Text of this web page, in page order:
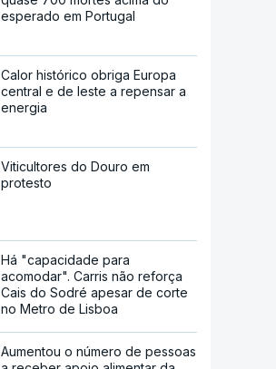
esperado em Portugal
Calor histórico obriga Europa
central e de leste a repensar a
energia
Viticultores do Douro em
protesto
Há "capacidade para
acomodar". Carris não reforça
Cais do Sodré apesar de corte
no Metro de Lisboa
Aumentou o número de pessoas